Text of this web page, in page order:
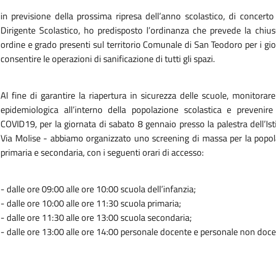
in previsione della prossima ripresa dell’anno scolastico, di
Dirigente Scolastico, ho predisposto l’ordinanza che prevede la
ordine e grado presenti sul territorio Comunale di San Teodoro per i
consentire le operazioni di sanificazione di tutti gli spazi.
Al fine di garantire la riapertura in sicurezza delle scuole,
epidemiologica all’interno della popolazione scolastica e
COVID19, per la giornata di sabato 8 gennaio presso la palestra
Via Molise - abbiamo organizzato uno screening di massa per la
primaria e secondaria, con i seguenti orari di accesso:
- dalle ore 09:00 alle ore 10:00 scuola dell’infanzia;
- dalle ore 10:00 alle ore 11:30 scuola primaria;
- dalle ore 11:30 alle ore 13:00 scuola secondaria;
- dalle ore 13:00 alle ore 14:00 personale docente e personale non